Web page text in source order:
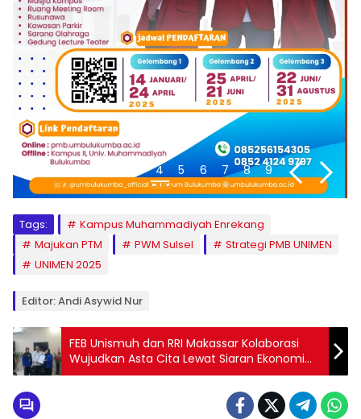
3 4 5 6 7 8 9
Tags:
Kampus Muhammadiyah Enrekang
Majukan PTM
PWM Sulsel
Strategi PMB UNIMEN
UNIMEN 2025
Editor: Andi Asywid Nur
FEB Unismuh dan RRI Makassar Kolaborasi
Wujudkan Asta Cita Lewat Siaran Ekonomi
Digital